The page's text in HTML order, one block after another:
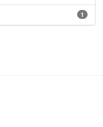
1